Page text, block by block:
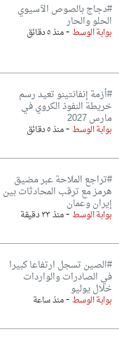
#دجاج بالصوص الآسيوي
الحلو والحار
بوابة الوسط-منذ ٥ دقائق
#أزمة إنفانتينو تعيد رسم
خريطة النفوذ الكروي في
مارس 2027
بوابة الوسط-منذ ٥ دقائق
#تراجع الملاحة عبر مضيق
هرمز مع ترقب المحادثات بين
إيران وعمان
بوابة الوسط-منذ ٣٣ دقيقة
#الصين تسجل ارتفاعا كبيرا
في الصادرات والواردات
خلال يوليو
بوابة الوسط-منذ ساعة